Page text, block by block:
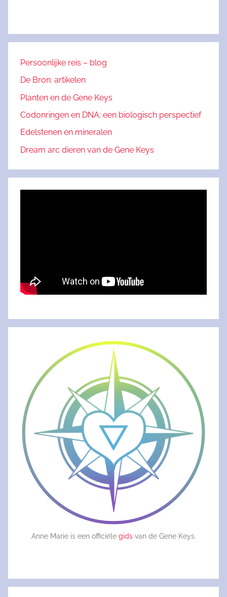
Persoonlijke reis – blog
De Bron: artikelen
Planten en de Gene Keys
Codonringen en DNA: een biologisch perspectief
Edelstenen en mineralen
Dream arc dieren van de Gene Keys
Anne Marie is een officiële gidsvan de Gene Keys.